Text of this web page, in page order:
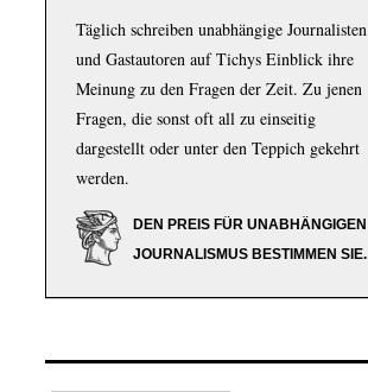
Täglich schreiben unabhängige Journalisten
und Gastautoren auf Tichys Einblick ihre
Meinung zu den Fragen der Zeit. Zu jenen
Fragen, die sonst oft all zu einseitig
dargestellt oder unter den Teppich gekehrt
werden.
DEN PREIS FÜR UNABHÄNGIGEN
JOURNALISMUS BESTIMMEN SIE.